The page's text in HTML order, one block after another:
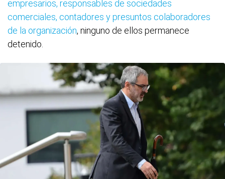
empresarios, responsables de sociedades
comerciales, contadores y presuntos colaboradores
de la organización, ninguno de ellos permanece
detenido.